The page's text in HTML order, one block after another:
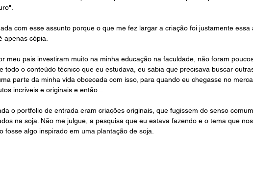
com esse assunto porque o que me fez largar a criação foi justamente essa
apenas cópia.
meu pais investiram muito na minha educação na faculdade, não foram
todo o conteúdo técnico que eu estudava, eu sabia que precisava buscar
parte da minha vida obcecada com isso, para quando eu chegasse no
incríveis e originais e então...
o portfolio de entrada eram criações originais, que fugissem do senso
na soja. Não me julgue, a pesquisa que eu estava fazendo e o tema que
fosse algo inspirado em uma plantação de soja.